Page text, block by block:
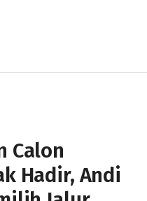
Calon
Hadir, Andi